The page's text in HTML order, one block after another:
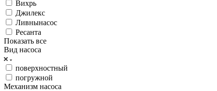
Вихрь
Джилекс
Ливнынасос
Ресанта
Показать все
Вид насоса
поверхностный
погружной
Механизм насоса